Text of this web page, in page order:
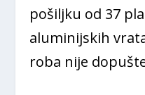
pošiljku od 37
aluminijskih
roba nije